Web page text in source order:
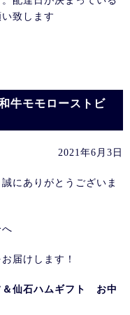
致します
牛モモローストビ
2021年6月3日
にありがとうございま
届けします！
＆仙石ハムギフト お中